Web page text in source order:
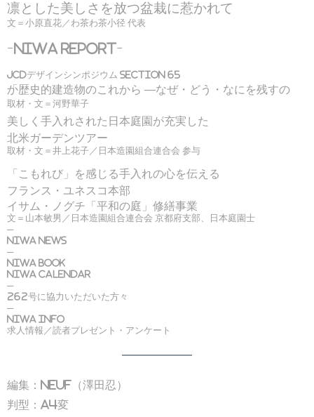
凛とした美しさを放つ盆栽に惹かれて
文＝小原直花／わ茶わ茶小径 代表
ｰNIWA REPORTｰ
JCDデザインシンポジウム SECTION 65
「歴史的建造物のこれから ―なぜ・どう・なにを残すのか」
取材・文＝河野華子
美しく手入れされた日本庭園が充実した
北米ガーデンツアー
取材・文＝井上花子／日本造園組合連合会 参与
「こもれび」を感じる手入れの心を伝える
フランス・ユネスコ本部
イサム・ノグチ「平和の庭」修繕事業
文＝山本敏男／日本造園組合連合会 京都府支部、日本庭園士
─
NIWA NEWS
─
NIWA BOOK
NIWA CALENDAR
─
262号に協力いただいた方々
─
NIWA info
求人情報／読者プレゼント・アンケート
編集：neuf（澤田忍）
判型：A4変